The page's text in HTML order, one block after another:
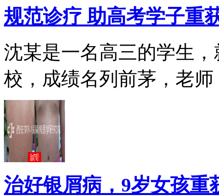
规范诊疗 助高考学子重
沈某是一名高三的学生
校，成绩名列前茅，老师
治好银屑病，9岁女孩重